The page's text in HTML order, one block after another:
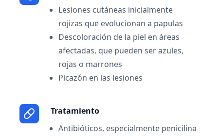
Lesiones cutáneas inicialmente
rojizas que evolucionan a papulas
Descoloración de la piel en áreas
afectadas, que pueden ser azules,
rojas o marrones
Picazón en las lesiones
Tratamiento
Antibióticos, especialmente penicilina